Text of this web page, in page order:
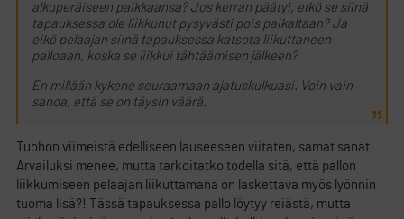
alkuperäiseen paikkaansa? Jos kerran päätyi, eikö se siinä
tapauksessa ole liikkunut pysyvästi pois paikaltaan? Ja
eikö pelaajan siinä tapauksessa katsota liikuttaneen
palloaan, koska se liikkui tähtäämisen jälkeen?
En millään kykene seuraamaan ajatuskulkuasi. Voin vain
sanoa, että se on täysin väärä.
Tuohon viimeistä edelliseen lauseeseen viitaten, samat sanat.
Arvailuksi menee, mutta tarkoitatko todella sitä, että pallon
liikkumiseen pelaajan liikuttamana on laskettava myös lyönnin
tuoma lisä?! Tässä tapauksessa pallo löytyy reiästä, mutta